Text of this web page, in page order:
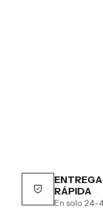
ENTREGA
RÁPIDA
En solo 24-